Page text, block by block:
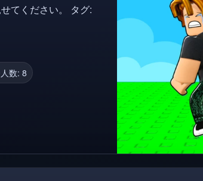
ださい。 タグ:
数: 8